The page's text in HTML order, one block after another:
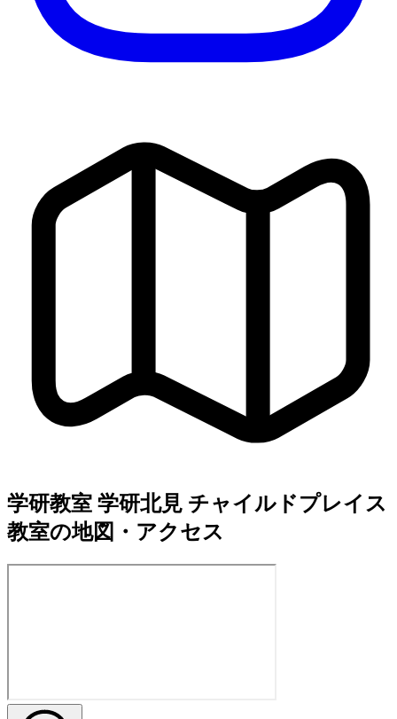
学研教室 学研北見 チャイルドプレイス
教室の地図・アクセス